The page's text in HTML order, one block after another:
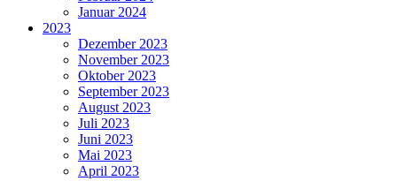
Januar 2024
2023
Dezember 2023
November 2023
Oktober 2023
September 2023
August 2023
Juli 2023
Juni 2023
Mai 2023
April 2023